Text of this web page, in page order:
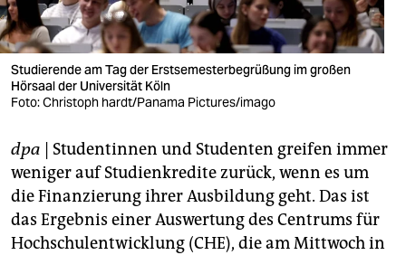
verlag
verlag
veranstaltungen
fragen & hilfe
unterstützen
abo
Studierende am Tag der Erstsemesterbegrüßung im großen
Hörsaal der Universität Köln
Foto: Christoph hardt/Panama Pictures/imago
dpa | Studentinnen und Studenten greifen immer
weniger auf Studienkredite zurück, wenn es um
die Finanzierung ihrer Ausbildung geht. Das ist
das Ergebnis einer Auswertung des Centrums für
Hochschulentwicklung (CHE), die am Mittwoch in